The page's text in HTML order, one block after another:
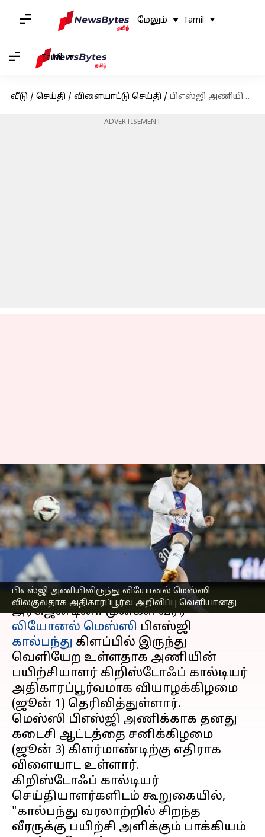
மேலும் Tamil
Tamil
வீடு / செய்தி / விளையாட்டு செய்தி / பிஎஸ்ஜி அணியிலிருந்து விலகுகிறார் லியோனல் மெஸ்ஸி! வெளியானது அதிகாரப்பூர்வ அறிவிப்பு!
ADVERTISEMENT
பிஎஸ்ஜி அணியிலிருந்து லியோனல் மெஸ்ஸி
விலகுவதாக அதிகாரப்பூர்வ அறிவிப்பு வெளியானது
பிஎஸ்ஜி அணியிலிருந்து
விலகுகிறார் லியோனல்
மெஸ்ஸி! வெளியானது
அதிகாரப்பூர்வ அறிவிப்பு!
எழுதியவர் Jun 01, 2023 05:47 pm
செய்தி முன்னோட்டம்
அர்ஜென்டினா முன்கள வீரர்
லியோனல் மெஸ்ஸி பிஎஸ்ஜி
கால்பந்து கிளப்பில் இருந்து
வெளியேற உள்ளதாக அணியின்
பயிற்சியாளர் கிறிஸ்டோஃப் கால்டியர்
அதிகாரப்பூர்வமாக வியாழக்கிழமை
(ஜூன் 1) தெரிவித்துள்ளார்.
மெஸ்ஸி பிஎஸ்ஜி அணிக்காக தனது
கடைசி ஆட்டத்தை சனிக்கிழமை
(ஜூன் 3) கிளர்மாண்டிற்கு எதிராக
விளையாட உள்ளார்.
கிறிஸ்டோஃப் கால்டியர்
செய்தியாளர்களிடம் கூறுகையில்,
"கால்பந்து வரலாற்றில் சிறந்த
வீரருக்கு பயிற்சி அளிக்கும் பாக்கியம்